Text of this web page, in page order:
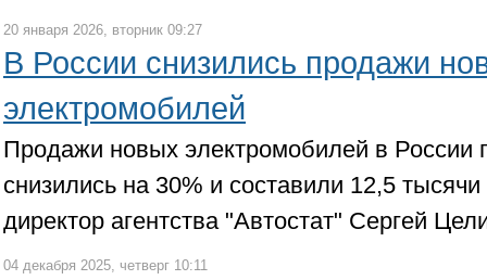
20 января 2026, вторник 09:27
В России снизились продажи
электромобилей
Продажи новых электромобилей в России
снизились на 30% и составили 12,5
директор агентства "Автостат" Сергей
04 декабря 2025, четверг 10:11